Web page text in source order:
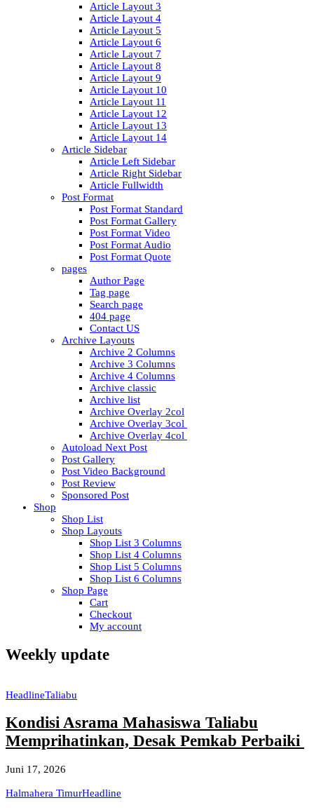
Article Layout 3
Article Layout 4
Article Layout 5
Article Layout 6
Article Layout 7
Article Layout 8
Article Layout 9
Article Layout 10
Article Layout 11
Article Layout 12
Article Layout 13
Article Layout 14
Article Sidebar
Article Left Sidebar
Article Right Sidebar
Article Fullwidth
Post Format
Post Format Standard
Post Format Gallery
Post Format Video
Post Format Audio
Post Format Quote
pages
Author Page
Tag page
Search page
404 page
Contact US
Archive Layouts
Archive 2 Columns
Archive 3 Columns
Archive 4 Columns
Archive classic
Archive list
Archive Overlay 2col
Archive Overlay 3col
Archive Overlay 4col
Autoload Next Post
Post Gallery
Post Video Background
Post Review
Sponsored Post
Shop
Shop List
Shop Layouts
Shop List 3 Columns
Shop List 4 Columns
Shop List 5 Columns
Shop List 6 Columns
Shop Page
Cart
Checkout
My account
Weekly update
HeadlineTaliabu
Kondisi Asrama Mahasiswa Taliabu
Memprihatinkan, Desak Pemkab Perbaiki
Juni 17, 2026
Halmahera TimurHeadline